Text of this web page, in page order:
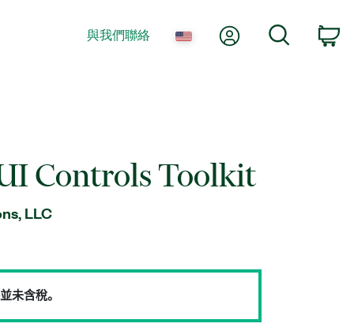
與我們聯絡 我的帳號
Controls Toolkit
LLC
未含稅。